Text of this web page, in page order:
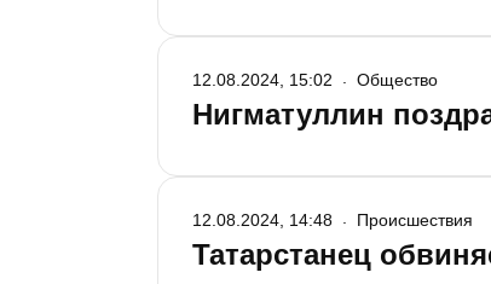
Нигматуллин
12.08.2024, 15:02 Общество
Татарстанец
12.08.2024, 14:48 Происшествия